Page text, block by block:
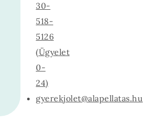
30-
518-
5126
(Ügyelet
0-
24)
gyerekjolet@alapellatas.hu